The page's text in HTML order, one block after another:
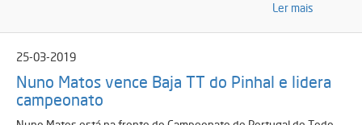
Ler mais
25-03-2019
Nuno Matos vence Baja TT do Pinhal e lidera
campeonato